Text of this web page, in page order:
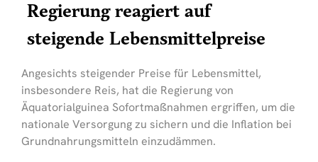
Regierung reagiert auf
steigende Lebensmittelpreise
Angesichts steigender Preise für Lebensmittel,
insbesondere Reis, hat die Regierung von
Äquatorialguinea Sofortmaßnahmen ergriffen, um die
nationale Versorgung zu sichern und die Inflation bei
Grundnahrungsmitteln einzudämmen.